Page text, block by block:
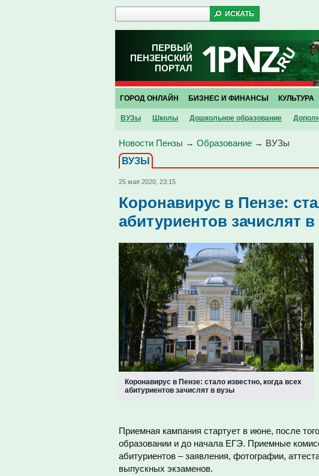
ПЕРВЫЙ
ПЕНЗЕНСКИЙ
ПОРТАЛ
ГОРОД ОНЛАЙН БИЗНЕС И ФИНАНСЫ КУЛЬТУРА
ВУЗы Школы Дошкольное образование
Новости Пензы → Образование → ВУЗы
ВУЗЫ
25 мая 2020, 23:15
Коронавирус в Пензе:
абитуриентов зачислят
Коронавирус в Пензе: стало известно, когда всех
абитуриентов зачислят в вузы
Приемная кампания стартует в июне, после
образовании и до начала ЕГЭ. Приемные
абитуриентов – заявления, фотографии,
выпускных экзаменов.